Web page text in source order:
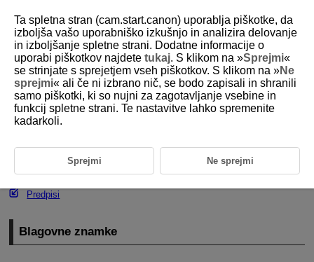
D180-246
Blagovne znamke in licence
Blagovne znamke
AboutMPEG-4Licensing
Predpisi
Blagovne znamke
Ta spletna stran (cam.start.canon) uporablja piškotke, da
izboljša vašo uporabniško izkušnjo in analizira delovanje
in izboljšanje spletne strani. Dodatne informacije o
uporabi piškotkov najdete tukaj. S klikom na »Sprejmi«
se strinjate s sprejetjem vseh piškotkov. S klikom na »Ne
sprejmi« ali če ni izbrano nič, se bodo zapisali in shranili
samo piškotki, ki so nujni za zagotavljanje vsebine in
funkcij spletne strani. Te nastavitve lahko spremenite
kadarkoli.
Sprejmi Ne sprejmi